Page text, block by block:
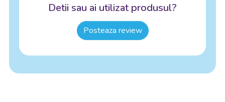
Detii sau ai utilizat produsul?
Posteaza review